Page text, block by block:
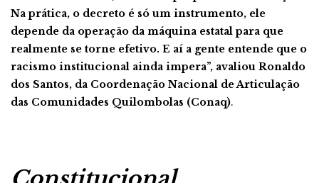
Na prática, o decreto é só um instrumento, ele
depende da operação da máquina estatal para que
realmente se torne efetivo. E aí a gente entende que o
racismo institucional ainda impera”, avaliou Ronaldo
dos Santos, da Coordenação Nacional de Articulação
das Comunidades Quilombolas (Conaq).